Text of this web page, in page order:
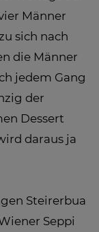
Männer
sich nach
die Männer
jedem Gang
der
Dessert
daraus ja
Steirerbua
Seppi